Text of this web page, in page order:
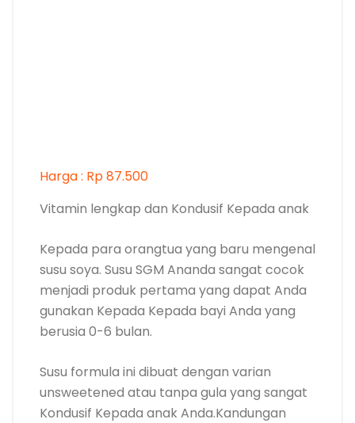
Harga : Rp 87.500
Vitamin lengkap dan Kondusif Kepada anak
Kepada para orangtua yang baru mengenal
susu soya. Susu SGM Ananda sangat cocok
menjadi produk pertama yang dapat Anda
gunakan Kepada Kepada bayi Anda yang
berusia 0-6 bulan.
Susu formula ini dibuat dengan varian
unsweetened atau tanpa gula yang sangat
Kondusif Kepada anak Anda.Kandungan